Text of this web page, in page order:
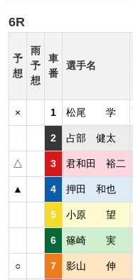
6R
予
想
雨
予
想
車
番
選手名
× 1 松尾 学
2 占部 健太
△ 3 君和田 裕二
▲ 4 押田 和也
5 小原 望
6 篠崎 実
○ 7 影山 伸